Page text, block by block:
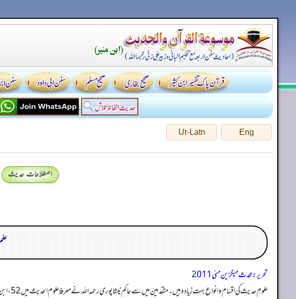
Eng
Ur-Latn
اصطلاحات حدیث
تحریر: محدث میگزین مئی 2011